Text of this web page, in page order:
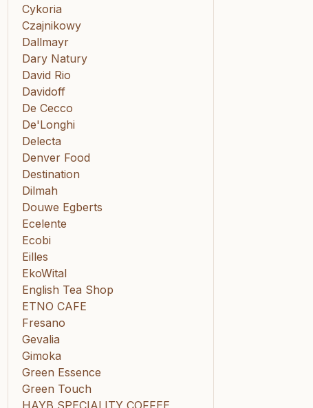
Cykoria
Czajnikowy
Dallmayr
Dary Natury
David Rio
Davidoff
De Cecco
De'Longhi
Delecta
Denver Food
Destination
Dilmah
Douwe Egberts
Ecelente
Ecobi
Eilles
EkoWital
English Tea Shop
ETNO CAFE
Fresano
Gevalia
Gimoka
Green Essence
Green Touch
HAYB SPECIALITY COFFEE